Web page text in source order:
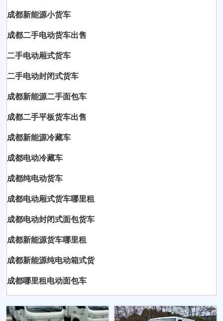
成都新能源小货车
成都二手电动货车出售
二手电动厢式货车
二手电动封闭式货车
成都新能源二手面包车
成都二手平板货车出售
成都新能源冷藏车
成都电动冷藏车
成都纯电动货车
成都电动厢式货车哪里租
成都电动封闭式面包货车
成都新能源货车哪里租
成都新能源纯电动箱式货
成都哪里租电动面包车